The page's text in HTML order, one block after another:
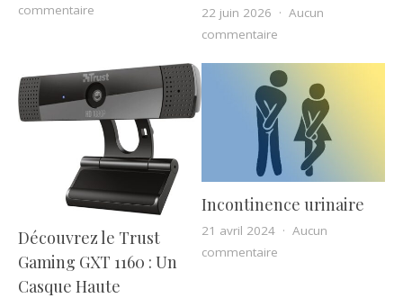
commentaire sur La liste ultime de l’équipement de camping (+ où
22 juin 2026
Aucun
commentaire
Découvrez le Trust
Gaming GXT 1160 : Un
Casque Haute
Incontinence urinaire
21 avril 2024
Aucun
commentaire